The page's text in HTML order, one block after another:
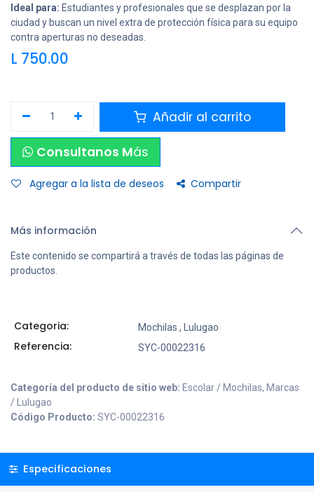
Ideal para: Estudiantes y profesionales que se desplazan por la
ciudad y buscan un nivel extra de protección física para su equipo
contra aperturas no deseadas.
L 750.00
Añadir al carrito
Consultanos Más
Agregar a la lista de deseos Compartir
Más información
Este contenido se compartirá a través de todas las páginas de
productos.
Categoria: Mochilas , Lulugao
Referencia: SYC-00022316
Categoría del producto de sitio web: Escolar / Mochilas, Marcas
/ Lulugao
Código Producto: SYC-00022316
Especificaciones